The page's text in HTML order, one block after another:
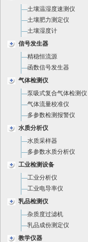
土壤温湿度速测仪
土壤肥力测定仪
土壤湿度计
信号发生器
精稳恒流源
函数信号发生器
气体检测仪
泵吸式复合气体检测仪
气体流量校准仪
多参数检测报警仪
水质分析仪
水质采样器
多参数水质分析仪
工业检测设备
工业分析仪
工业电导率仪
乳品检测仪
杂质度过滤机
乳品成份测定仪
教学仪器